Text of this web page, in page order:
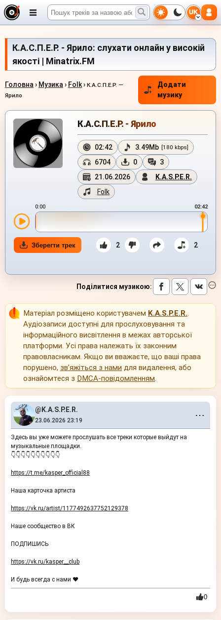
UK
К.А.С.П.Е.Р. - Ярило: слухати онлайн у високій
якості | Minatrix.FM
Головна › Музика › Folk› К.А.С.П.Е.Р. —
Ярило
Додати
музику
К.А.С.П.Е.Р. - Ярило
02:42 3.49Mb [180 kbps]
6704 0
3
21.06.2026
K.A.S.P.E.R.
Folk
0:00 02:42
Зберегти трек 2 2
Поділитися музикою:
Матеріал розміщено користувачем K.A.S.P.E.R..
Аудіозаписи доступні для прослуховування та
інформаційного висвітлення в межах авторської
платформи. Усі права належать їх законним
правовласникам. Якщо ви вважаєте, що ваші права
порушено, зв’яжіться з нами для видалення, або
ознайомтеся з DMCA-повідомленням.
@K.A.S.P.E.R.
23.06.2026 23:19 ⋯
Здесь вы уже можете прослушать все треки которые выйдут на
музыкальные площадки.
👇👇👇👇👇👇👇👇👇👇
https://t.me/kasper_official88
Наша карточка артиста
https://vk.ru/artist/1177492637752129378
Наше сообщество в ВК
ПОДПИШИСЬ
https://vk.ru/kasper__club
И будь всегда с нами ❤️
0